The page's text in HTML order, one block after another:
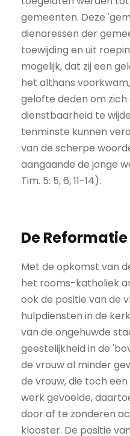
gemeenten. Deze
dienaressen der
toewijding en uit
mogelijk, dat zij een
het althans
gelofte deden om
dienstbaarheid te
tenminste kunnen
van de scherpe
aangaande de jonge
Tim. 5: 5, 6, 11-14).
De
Met de opkomst van
het rooms-katholiek
ook de positie van de
hulpdiensten in de
van de ongehuwde
geestelijkheid in de
de vrouw al minder
de vrouw, die toch
werk gevoelde,
door af te zonderen
klooster. De positie